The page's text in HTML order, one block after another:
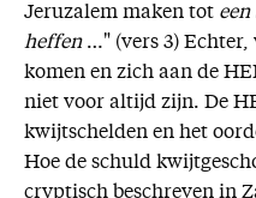
Jeruzalem maken tot
heffen…" (vers 3) Echter,
komen en zich aan de
niet voor altijd zijn. De
kwijtschelden en het
Hoe de schuld
cryptisch beschreven in